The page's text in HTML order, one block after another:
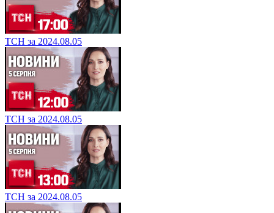
ТСН за 2024.08.05
ТСН за 2024.08.05
ТСН за 2024.08.05